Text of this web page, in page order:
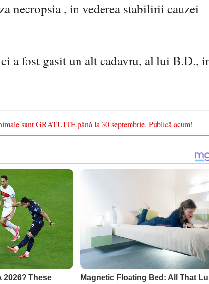
necropsia , in vederea stabilirii cauzei
a fost gasit un alt cadavru, al lui B.D.,
sunt GRATUITE până la 30 septembrie. Publică acum!